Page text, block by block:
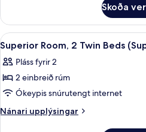
Bed
(Superior
Queen
Room)
Room,
Queen
Bed
(Superior
Queen
Room)
Skoða
Skoða
allar
myndir
fyrir
Superior
Room,
3
Superior Room, 2 Twin Beds
Pláss fyrir 2
2 einbreið rúm
Ókeypis snúrutengt internet
Nánari upplýsingar
Nánari